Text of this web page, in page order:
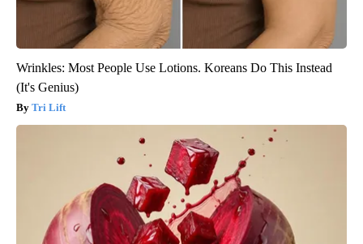
Wrinkles: Most People Use Lotions. Koreans Do This Instead
(It's Genius)
Tri Lift